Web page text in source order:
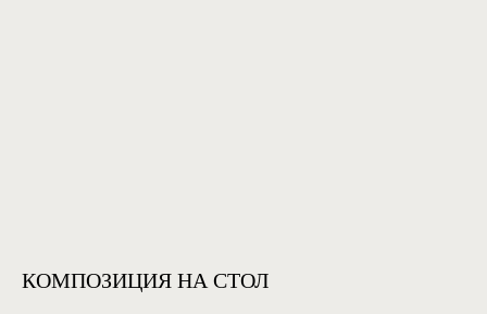
КОМПОЗИЦИЯ НА СТОЛ